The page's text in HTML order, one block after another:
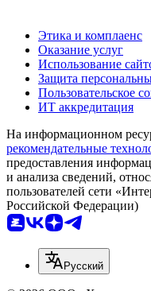
Этика и комплаенс
Оказание услуг
Использование
Защита
Пользовательское
ИТ аккредитация
На информационном
рекомендательные
предоставления
и анализа сведений,
пользователей сети
Российской Федерации)
Русский